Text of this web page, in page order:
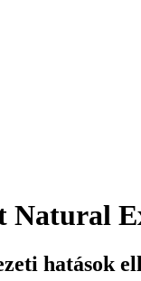
Natural
hatások